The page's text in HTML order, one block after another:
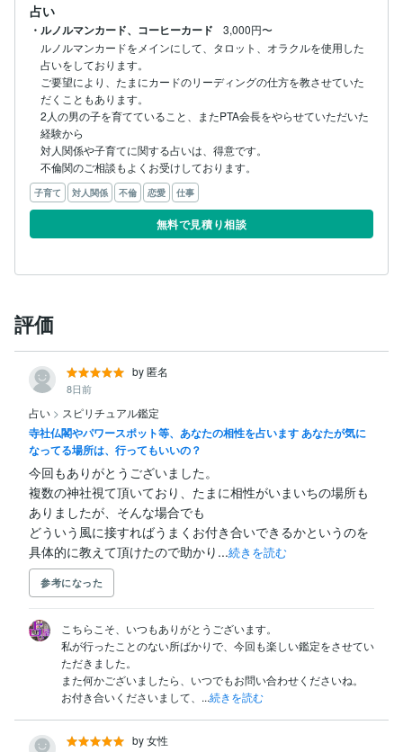
占い
・ルノルマンカード、コーヒーカード
3,000円〜
ルノルマンカードをメインにして、タロット、オラクルを使用した
占いをしております。
ご要望により、たまにカードのリーディングの仕方を教させていた
だくこともあります。
2人の男の子を育てていること、またPTA会長をやらせていただいた
経験から
対人関係や子育てに関する占いは、得意です。
不倫関のご相談もよくお受けしております。
子育て 対人関係 不倫 恋愛 仕事
無料で見積り相談
評価
by 匿名
8日前
占い > スピリチュアル鑑定
寺社仏閣やパワースポット等、あなたの相性を占います あなたが気に
なってる場所は、行ってもいいの？
今回もありがとうございました。
複数の神社視て頂いており、たまに相性がいまいちの場所も
ありましたが、そんな場合でも
どういう風に接すればうまくお付き合いできるかというのを
具体的に教えて頂けたので助かり...続きを読む
参考になった
こちらこそ、いつもありがとうございます。
私が行ったことのない所ばかりで、今回も楽しい鑑定をさせてい
ただきました。
また何かございましたら、いつでもお問い合わせくださいね。
お付き合いくださいまして、...続きを読む
by 女性